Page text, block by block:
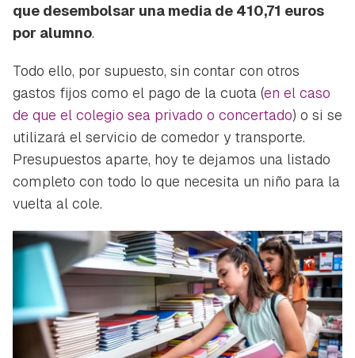
que desembolsar una media de 410,71 euros
por alumno.
Todo ello, por supuesto, sin contar con otros
gastos fijos como el pago de la cuota (en el caso
de que el colegio sea privado o concertado) o si se
utilizará el servicio de comedor y transporte.
Presupuestos aparte, hoy te dejamos una listado
completo con todo lo que necesita un niño para la
vuelta al cole.